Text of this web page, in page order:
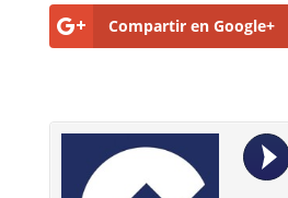
Compartir en Google+